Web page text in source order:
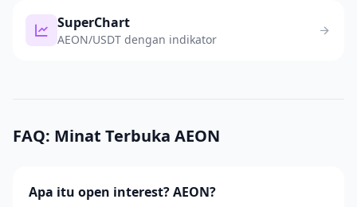
SuperChart
AEON/USDT dengan indikator
FAQ: Minat Terbuka AEON
Apa itu open interest? AEON?